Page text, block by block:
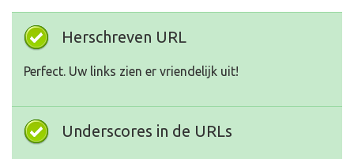
Herschreven URL
Perfect. Uw links zien er vriendelijk uit!
Underscores in de URLs